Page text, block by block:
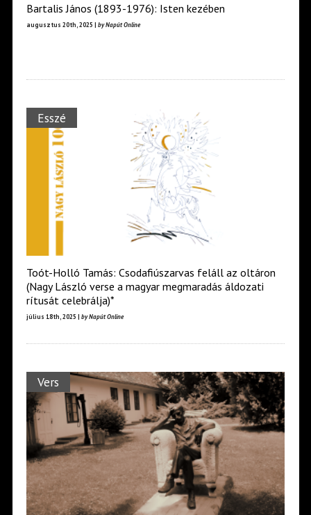
Bartalis János (1893-1976): Isten kezében
augusztus 20th, 2025 | by Napút Online
Esszé
Toót-Holló Tamás: Csodafiúszarvas feláll az oltáron
(Nagy László verse a magyar megmaradás áldozati
rítusát celebrálja)*
július 18th, 2025 | by Napút Online
Vers